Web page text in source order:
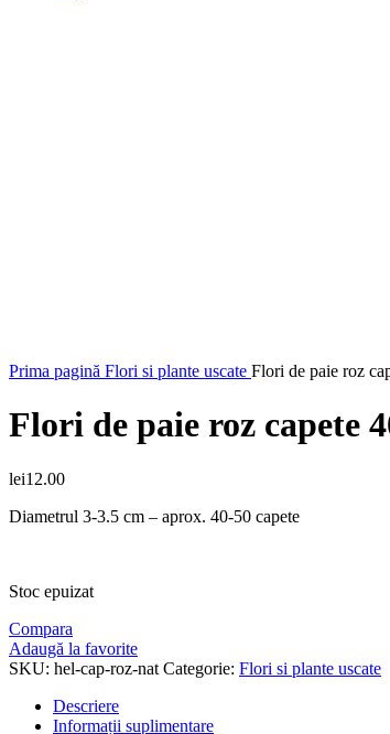
Prima pagină Flori si plante uscate Flori de paie roz
Flori de paie roz capete
lei12.00
Diametrul 3-3.5 cm – aprox. 40-50 capete
Stoc epuizat
Compara
Adaugă la favorite
SKU: hel-cap-roz-nat Categorie: Flori si plante uscate
Descriere
Informații suplimentare